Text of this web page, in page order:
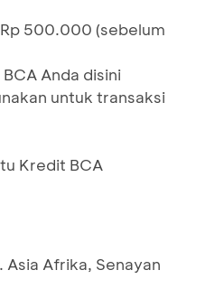
500.000 (sebelum
Anda disini
untuk transaksi
Kredit BCA
Afrika, Senayan